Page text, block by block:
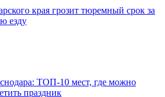
края грозит тюремный срок за
езду
ТОП-10 мест, где можно
праздник